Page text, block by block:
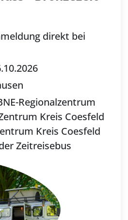
direkt bei
Regionalzentrum
Kreis Coesfeld
Kreis Coesfeld
Zeitreisebus